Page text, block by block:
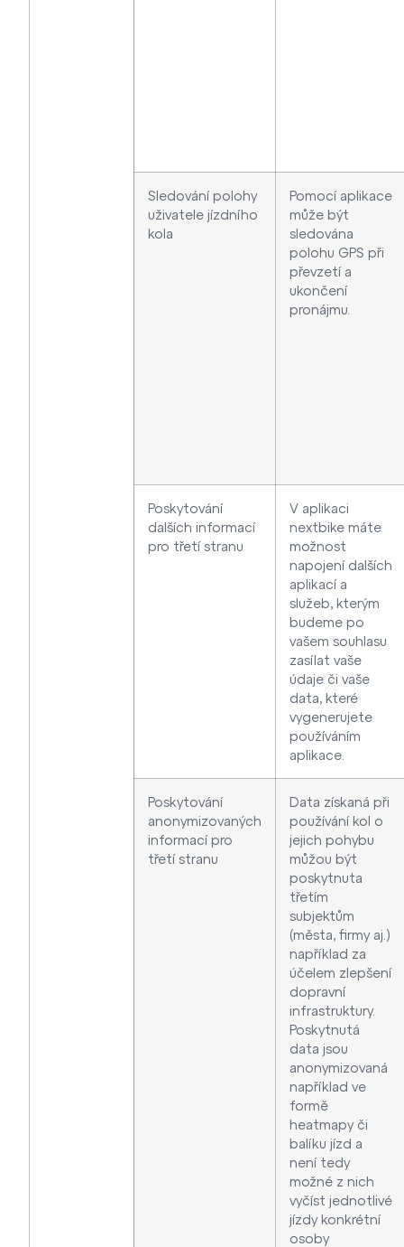
Sledování polohy
uživatele jízdního
kola
Pomocí aplikace
může být
sledována
polohu GPS při
převzetí a
ukončení
pronájmu.
Poskytování
dalších informací
pro třetí stranu
V aplikaci
nextbike máte
možnost
napojení dalších
aplikací a
služeb, kterým
budeme po
vašem souhlasu
zasílat vaše
údaje či vaše
data, které
vygenerujete
používáním
aplikace.
Poskytování
anonymizovaných
informací pro
třetí stranu
Data získaná při
používání kol o
jejich pohybu
můžou být
poskytnuta
třetím
subjektům
(města, firmy aj.)
například za
účelem zlepšení
dopravní
infrastruktury.
Poskytnutá
data jsou
anonymizovaná
například ve
formě
heatmapy či
balíku jízd a
není tedy
možné z nich
vyčíst jednotlivé
jízdy konkrétní
osoby